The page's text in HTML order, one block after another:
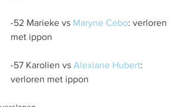
-52 Marieke vs Maryne Cebo: verloren
met ippon
-57 Karolien vs Alexiane Hubert:
verloren met ippon